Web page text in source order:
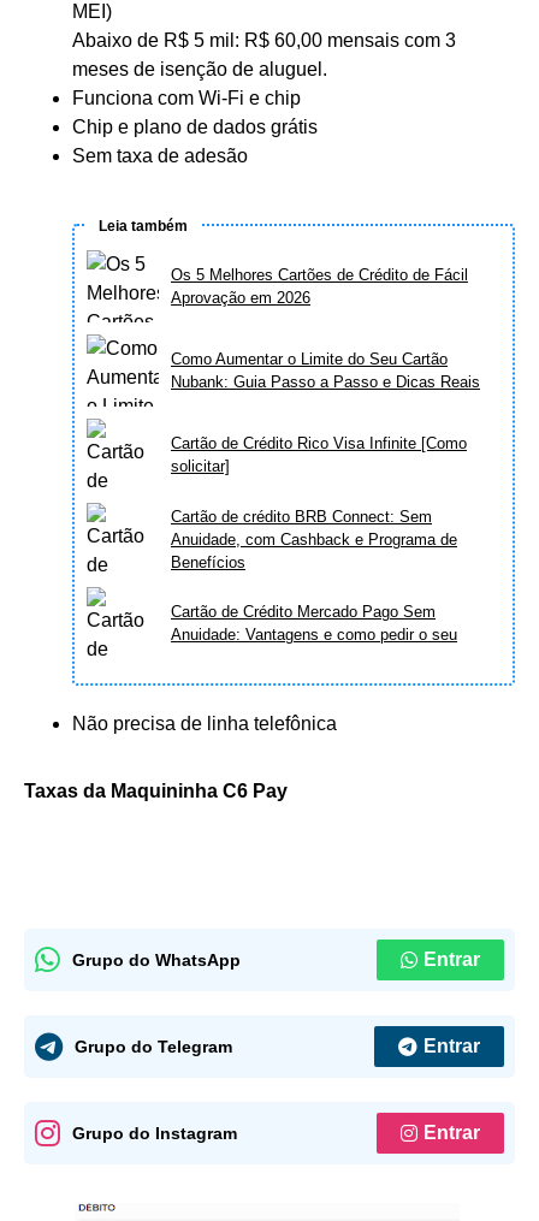
MEI)
Abaixo de R$ 5 mil: R$ 60,00 mensais com 3
meses de isenção de aluguel.
Funciona com Wi-Fi e chip
Chip e plano de dados grátis
Sem taxa de adesão
Leia também
Os 5 Melhores Cartões de Crédito de Fácil
Aprovação em 2026
Como Aumentar o Limite do Seu Cartão
Nubank: Guia Passo a Passo e Dicas Reais
Cartão de Crédito Rico Visa Infinite [Como
solicitar]
Cartão de crédito BRB Connect: Sem
Anuidade, com Cashback e Programa de
Benefícios
Cartão de Crédito Mercado Pago Sem
Anuidade: Vantagens e como pedir o seu
Não precisa de linha telefônica
Taxas da Maquininha C6 Pay
Grupo do WhatsApp Entrar
Grupo do Telegram Entrar
Grupo do Instagram Entrar